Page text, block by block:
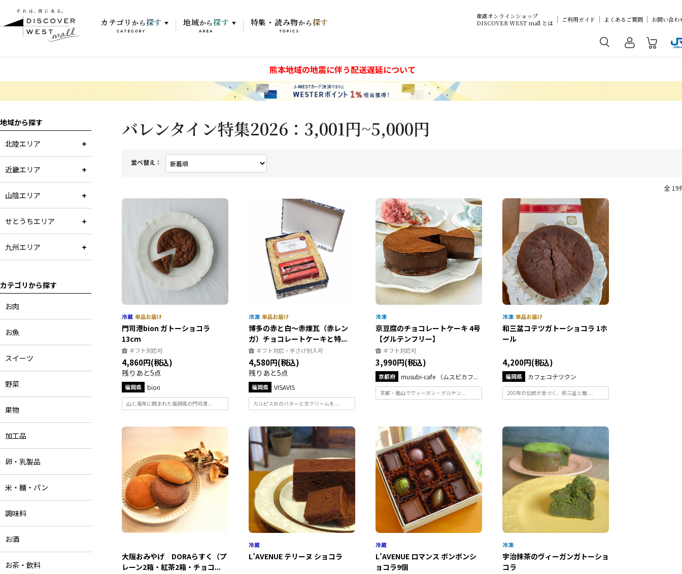
カテゴリ から 探す
CATEGORY
地域から 探す
AREA
特集・読み物から 探す
TOPICS
産直オンラインショップ
DISCOVER WEST mall とは
ご利用ガイド よくあるご質問 お問い合わ
熊本地域の地震に伴う配送遅延について
地域から探す
北陸エリア
近畿エリア
山陰エリア
せとうちエリア
九州エリア
カテゴリから探す
お肉
お魚
スイーツ
野菜
果物
加工品
卵・乳製品
米・麺・パン
調味料
お酒
お茶・飲料
バレンタイン特集2026：3,001円~5,000円
並べ替え：
全 19
門司港bion ガトーショコラ
13cm
ギフト対応可
4,860円(税込)
残りあと5点
福岡県 bion
山と海岸に囲まれた福岡県の門司港...
博多の赤と白～赤煉瓦（赤レン
ガ）チョコレートケーキと特...
ギフト対応・手さげ封入可
4,580円(税込)
残りあと5点
福岡県 VISAVIS
カルピス社のバターと生クリームを...
京豆腐のチョコレートケーキ 4号
【グルテンフリー】
ギフト対応可
3,990円(税込)
京都府 musubi-cafe （ムスビカフ...
京都・嵐山でヴィーガン・グルテン...
和三盆コテツガトーショコラ 1ホ
ール
4,200円(税込)
福岡県 カフェコテツクン
200年の伝統が息づく、和三盆と厳....
大阪おみやげ DORAらすく（プ
レーン2箱・紅茶2箱・チョコ...
L’AVENUE テリーヌ ショコラ
L’AVENUE ロマンス ボンボンシ
ョコラ9個
宇治抹茶のヴィーガンガトーショ
コラ